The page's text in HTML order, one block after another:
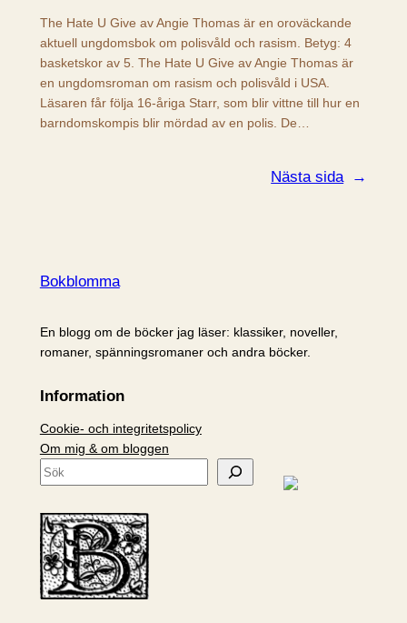
The Hate U Give av Angie Thomas är en oroväckande
aktuell ungdomsbok om polisvåld och rasism. Betyg: 4
basketskor av 5. The Hate U Give av Angie Thomas är
en ungdomsroman om rasism och polisvåld i USA.
Läsaren får följa 16-åriga Starr, som blir vittne till hur en
barndomskompis blir mördad av en polis. De…
Nästa sida →
Bokblomma
En blogg om de böcker jag läser: klassiker, noveller,
romaner, spänningsromaner och andra böcker.
Information
Cookie- och integritetspolicy
Om mig & om bloggen
S
k